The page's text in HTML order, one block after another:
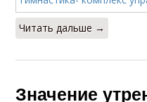
Читать дальше →
Значение